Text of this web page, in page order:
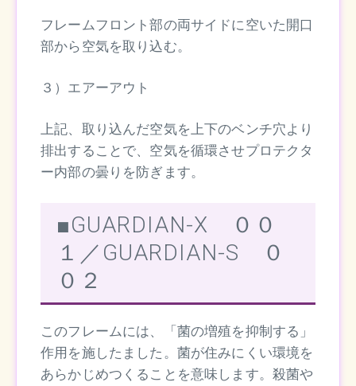
フレームフロント部の両サイドに空いた開口
部から空気を取り込む。
３）エアーアウト
上記、取り込んだ空気を上下のベンチ穴より
排出することで、空気を循環させプロテクタ
ー内部の曇りを防ぎます。
■GUARDIAN-X ００
１／GUARDIAN-S ０
０２
このフレームには、「菌の増殖を抑制する」
作用を施したました。菌が住みにくい環境を
あらかじめつくることを意味します。殺菌や